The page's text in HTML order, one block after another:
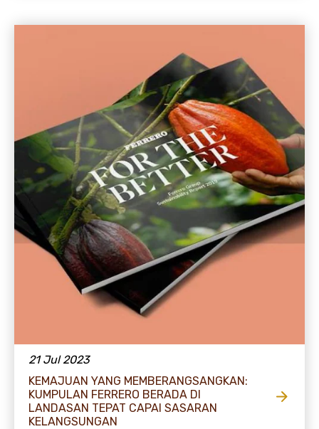
21 Jul 2023
KEMAJUAN YANG MEMBERANGSANGKAN:
KUMPULAN FERRERO BERADA DI
LANDASAN TEPAT CAPAI SASARAN
KELANGSUNGAN